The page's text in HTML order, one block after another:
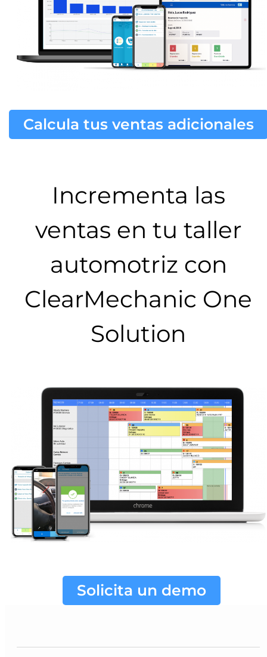
Calcula tus ventas adicionales
Incrementa las
ventas en tu taller
automotriz con
ClearMechanic One
Solution
Solicita un demo